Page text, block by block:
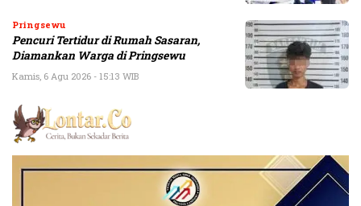
Pringsewu
Pencuri Tertidur di Rumah Sasaran,
Diamankan Warga di Pringsewu
Kamis, 6 Agu 2026 - 15:13 WIB